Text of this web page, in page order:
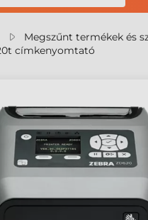
Megszűnt termékek és
címkenyomtató